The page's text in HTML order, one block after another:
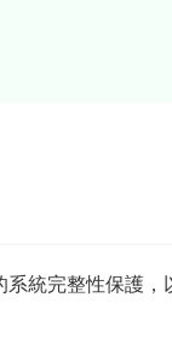
統完整性保護，